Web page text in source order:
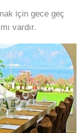
için gece geç
vardır.